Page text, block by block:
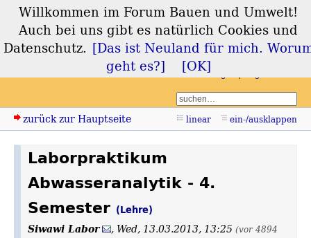
Forum Bauen und
Umwelt
zurück zur Hauptseite linear ein-/ausklappen
Laborpraktikum
Abwasseranalytik - 4.
Semester (Lehre)
Siwawi Labor , Wed, 13.03.2013, 13:25 (vor 4894
Willkommen im Forum Bauen und Umwelt!
Auch bei uns gibt es natürlich Cookies und
Datenschutz. [Das ist Neuland für mich.
geht es?]
[OK]